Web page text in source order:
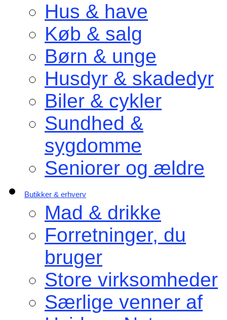
Hus & have
Køb & salg
Børn & unge
Husdyr & skadedyr
Biler & cykler
Sundhed &
sygdomme
Seniorer og ældre
Butikker & erhverv
Mad & drikke
Forretninger, du
bruger
Store virksomheder
Særlige venner af